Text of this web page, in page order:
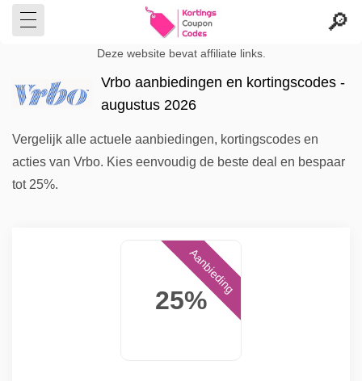
Deze website bevat affiliate links.
Vrbo aanbiedingen en kortingscodes -
augustus 2026
Vergelijk alle actuele aanbiedingen, kortingscodes en
acties van Vrbo. Kies eenvoudig de beste deal en bespaar
tot 25%.
25%
Aanbieding